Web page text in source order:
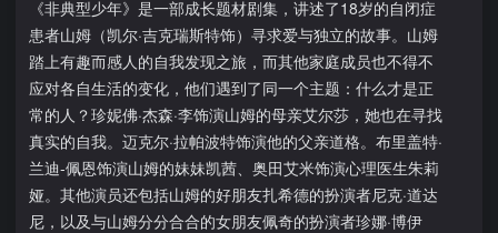
《非典型少年》是一部成长题材剧集，讲述了18岁的自闭症
患者山姆（凯尔·吉克瑞斯特饰）寻求爱与独立的故事。山姆
踏上有趣而感人的自我发现之旅，而其他家庭成员也不得不
应对各自生活的变化，他们遇到了同一个主题：什么才是正
常的人？珍妮佛·杰森·李饰演山姆的母亲艾尔莎，她也在寻找
真实的自我。迈克尔·拉帕波特饰演他的父亲道格。布里盖特·
兰迪-佩恩饰演山姆的妹妹凯茜、奥田艾米饰演心理医生朱莉
娅。其他演员还包括山姆的好朋友扎希德的扮演者尼克·道达
尼，以及与山姆分分合合的女朋友佩奇的扮演者珍娜·博伊